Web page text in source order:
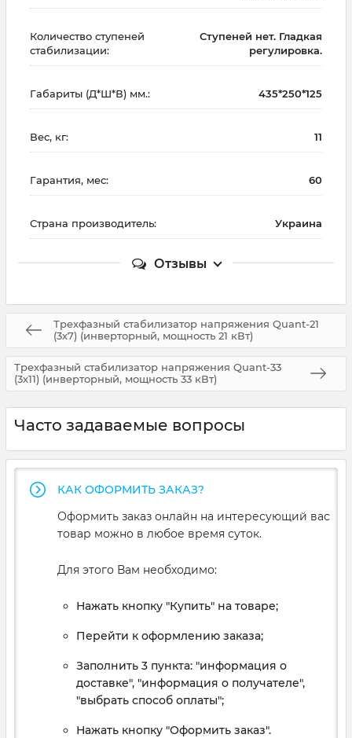
Количество ступеней
стабилизации:
Ступеней нет. Гладкая
регулировка.
Габариты (Д*Ш*В) мм.: 435*250*125
Вес, кг: 11
Гарантия, мес: 60
Страна производитель: Украина
Отзывы
Трехфазный стабилизатор напряжения Quant-21
(3х7) (инверторный, мощность 21 кВт)
Трехфазный стабилизатор напряжения Quant-33
(3х11) (инверторный, мощность 33 кВт)
Часто задаваемые вопросы
КАК ОФОРМИТЬ ЗАКАЗ?
Оформить заказ онлайн на интересующий вас
товар можно в любое время суток.
Для этого Вам необходимо:
Нажать кнопку "Купить" на товаре;
Перейти к оформлению заказа;
Заполнить 3 пункта: "информация о
доставке", "информация о получателе",
"выбрать способ оплаты";
Нажать кнопку "Оформить заказ".